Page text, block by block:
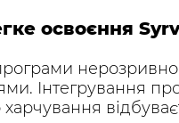
освоєння
Інтегрування